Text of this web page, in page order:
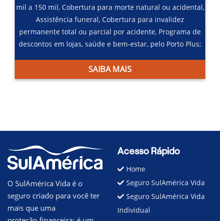
mil a 150 mil, Cobertura para morte natural ou acidental,
Assistência funeral,Cobertura para invalidez
permanente total ou parcial por acidente, Programa de
descontos em lojas, saúde e bem-estar, pelo Porto Plus;
SAIBA MAIS
O SulAmérica Vida é o
seguro criado para você ter
mais que uma
Acesso Rápido
Home
Seguro SulAmérica Vida
Seguro SulAmérica Vida
Individual